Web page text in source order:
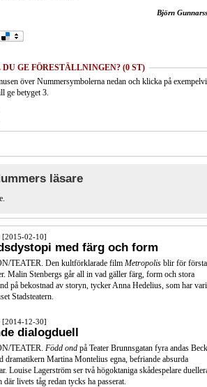
Björn
GE FÖRESTÄLLNINGEN? (0 ST)
över Nummersymbolerna nedan och klicka på
ge betyget 3.
läsare
[2015-02-10]
med färg och form
TEATER. Den kultförklarade film Metropolis blir för första
Malin Stenbergs går all in vad gäller färg, form och stora
på bekostnad av storyn, tycker Anna Hedelius, som har
Stadsteatern.
[2014-12-30]
dialogduell
TEATER. Född ond på Teater Brunnsgatan fyra andas
dramatikern Martina Montelius egna, befriande absurda
Louise Lagerström ser två högoktaniga skådespelare
där livets tåg redan tycks ha passerat.